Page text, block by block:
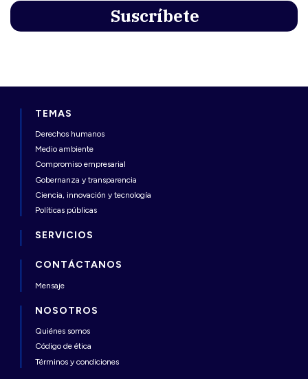
TEMAS
Derechos humanos
Medio ambiente
Compromiso empresarial
Gobernanza y transparencia
Ciencia, innovación y tecnología
Políticas públicas
SERVICIOS
CONTÁCTANOS
Mensaje
NOSOTROS
Quiénes somos
Código de ética
Términos y condiciones